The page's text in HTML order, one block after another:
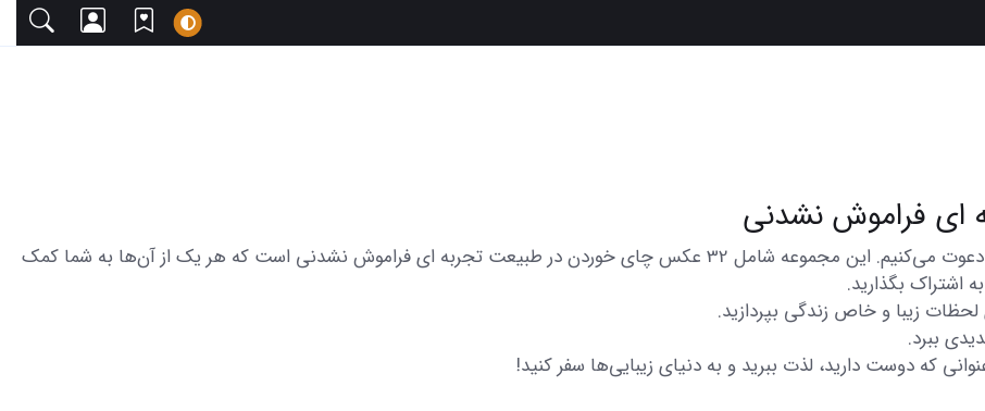
در اینجا شما را به تماشای مجموعه‌ای از عکس‌های متنوع و زیبا دعوت می‌کنیم. این مجموعه شامل 32 عکس چای خوردن در طبیعت تجربه ای فراموش نشدنی است که هر یک از آن‌ها به شما کمک
اشتراک بگذارید.
لحظات زیبا و خاص زندگی بپردازید.
ببرد.
که دوست دارید، لذت ببرید و به دنیای زیبایی‌ها سفر کنید!